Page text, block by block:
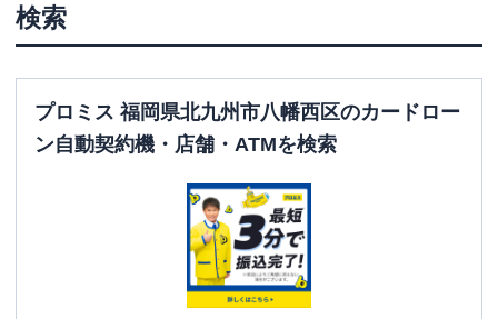
検索
プロミス 福岡県北九州市八幡西区のカードロー
ン自動契約機・店舗・ATMを検索